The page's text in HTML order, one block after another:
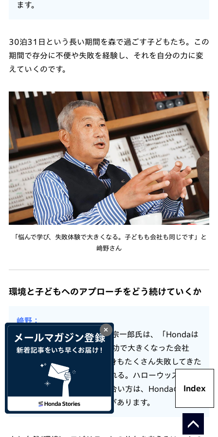
×
ます。
30泊31日という長い期間を森で過ごす子どもたち。この
期間で存分に不便や失敗を経験し、それを自分の力に変
えていくのです。
「悩んで学び、失敗体験で大きくなる。子どもも会社も同じです」と
﨑野さん
環境と子どもへのアプローチをどう続けていくか
﨑野
Hondaの創業者である本田宗一郎氏は、「Hondaは
99の失敗をして、一つの成功で大きくなった会社
だ」と言っています。私自身もたくさん失敗してきた
し、会社はそれを認めてくれる。ハローウッズのキ
ャンプでの子どもとの向き合い方は、Hondaの企業
としての姿勢に通ずるものがあります。
Index